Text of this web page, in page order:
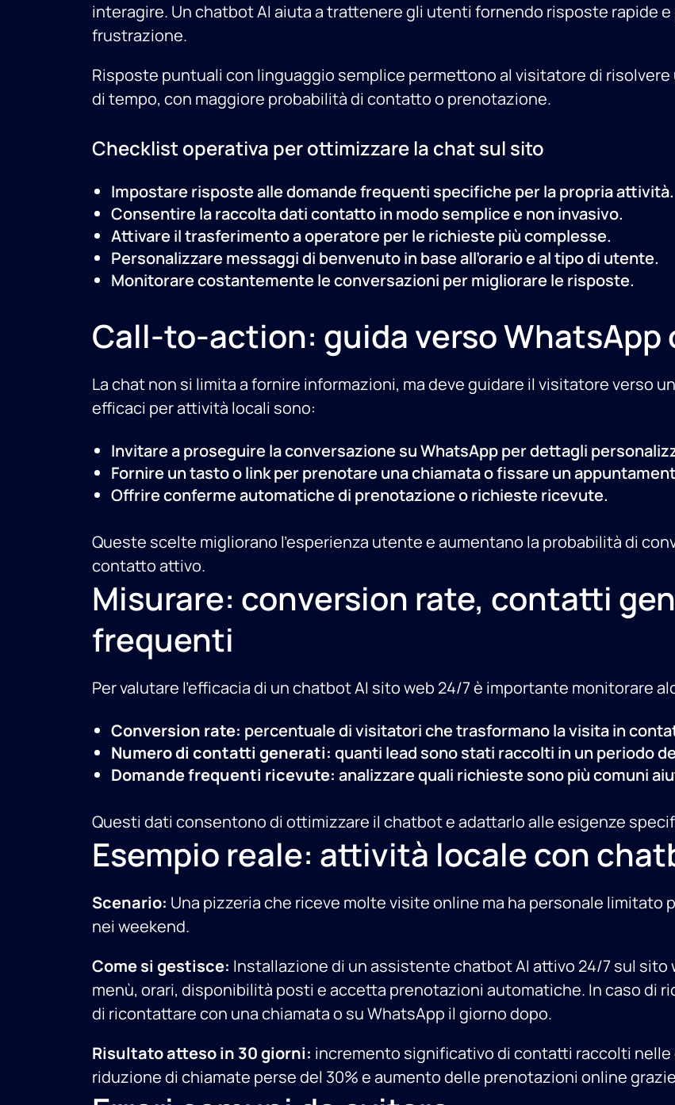
interagire. Un chatbot AI aiuta a trattenere gli utenti fornendo risposte rapide
frustrazione.
Risposte puntuali con linguaggio semplice permettono al visitatore di
di tempo, con maggiore probabilità di contatto o prenotazione.
Checklist operativa per ottimizzare la chat sul sito
Impostare risposte alle domande frequenti specifiche per la propria attività.
Consentire la raccolta dati contatto in modo semplice e non invasivo.
Attivare il trasferimento a operatore per le richieste più complesse.
Personalizzare messaggi di benvenuto in base all’orario e al tipo di utente.
Monitorare costantemente le conversazioni per migliorare le risposte.
Call-to-action: guida verso WhatsApp
La chat non si limita a fornire informazioni, ma deve guidare il visitatore verso
efficaci per attività locali sono:
Invitare a proseguire la conversazione su WhatsApp per dettagli
Fornire un tasto o link per prenotare una chiamata o fissare un
Offrire conferme automatiche di prenotazione o richieste ricevute.
Queste scelte migliorano l’esperienza utente e aumentano la probabilità di
contatto attivo.
Misurare: conversion rate, contatti
frequenti
Per valutare l’efficacia di un chatbot AI sito web 24/7 è importante monitorare
Conversion rate: percentuale di visitatori che trasformano la visita in
Numero di contatti generati: quanti lead sono stati raccolti in un periodo
Domande frequenti ricevute: analizzare quali richieste sono più comuni
Questi dati consentono di ottimizzare il chatbot e adattarlo alle esigenze
Esempio reale: attività locale con
Scenario: Una pizzeria che riceve molte visite online ma ha personale limitato
nei weekend.
Come si gestisce: Installazione di un assistente chatbot AI attivo 24/7 sul sito
menù, orari, disponibilità posti e accetta prenotazioni automatiche. In caso di
di ricontattare con una chiamata o su WhatsApp il giorno dopo.
Risultato atteso in 30 giorni: incremento significativo di contatti raccolti nelle
riduzione di chiamate perse del 30% e aumento delle prenotazioni online